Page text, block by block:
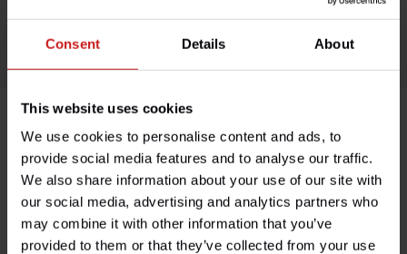
Consent Details About
This website uses cookies
We use cookies to personalise content and ads, to
provide social media features and to analyse our traffic.
We also share information about your use of our site with
our social media, advertising and analytics partners who
may combine it with other information that you’ve
provided to them or that they’ve collected from your use
Des milliers de clients satisfaits!
Description du produit
Spécifications